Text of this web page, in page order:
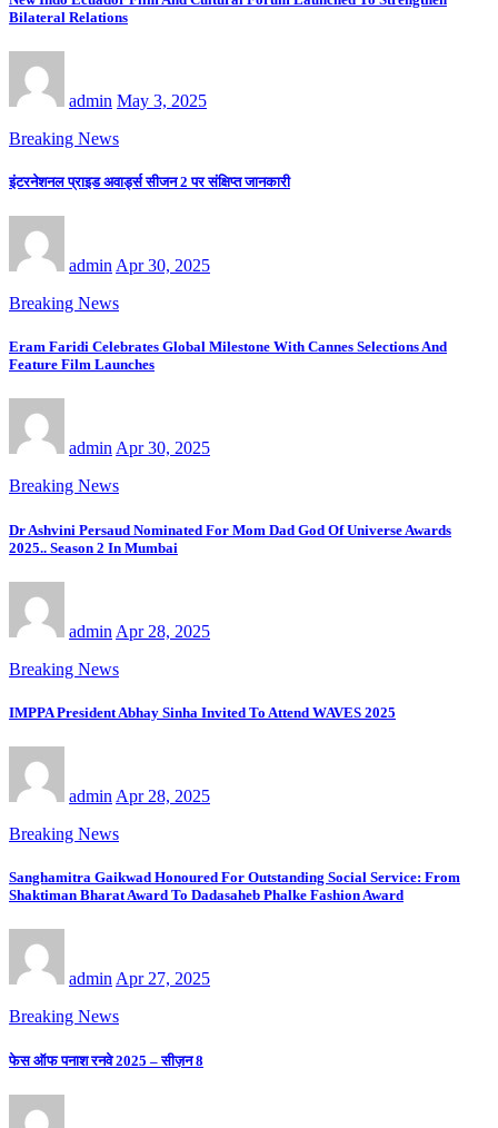
Bilateral Relations
admin May 3, 2025
Breaking News
इंटरनेशनल प्राइड अवार्ड्स सीजन 2 पर संक्षिप्त जानकारी
admin Apr 30, 2025
Breaking News
Eram Faridi Celebrates Global Milestone With Cannes Selections And
Feature Film Launches
adminApr 30, 2025
Breaking News
Dr Ashvini Persaud Nominated For Mom Dad God Of Universe Awards
2025.. Season 2 In Mumbai
admin Apr 28, 2025
Breaking News
IMPPA President Abhay Sinha Invited To Attend WAVES 2025
admin Apr 28, 2025
Breaking News
Sanghamitra Gaikwad Honoured For Outstanding Social Service: From
Shaktiman Bharat Award To Dadasaheb Phalke Fashion Award
adminApr 27, 2025
Breaking News
फेस ऑफ पनाश रनवे 2025 – सीज़न 8